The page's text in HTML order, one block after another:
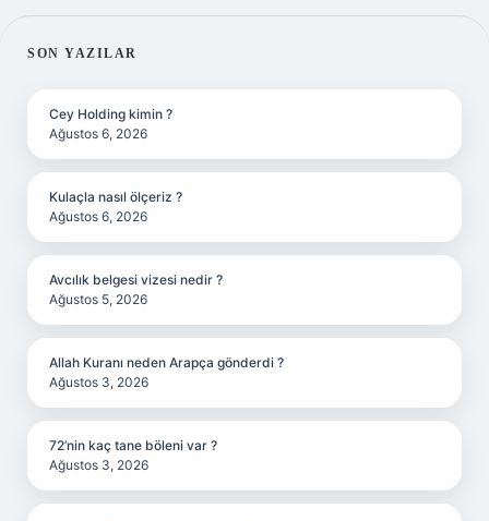
SIDEBAR
SON YAZILAR
Cey Holding kimin ?
Ağustos 6, 2026
Kulaçla nasıl ölçeriz ?
Ağustos 6, 2026
Avcılık belgesi vizesi nedir ?
Ağustos 5, 2026
Allah Kuranı neden Arapça gönderdi ?
Ağustos 3, 2026
72’nin kaç tane böleni var ?
Ağustos 3, 2026